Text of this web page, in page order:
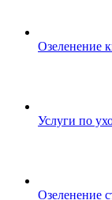
Озеленение
Услуги по
Озеленение